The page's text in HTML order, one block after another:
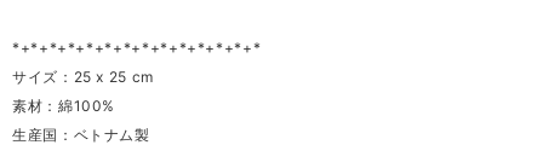
*+*+*+*+*+*+*+*+*+*+*+*+*+*
サイズ：25 x 25 cm
素材：綿100%
生産国：ベトナム製